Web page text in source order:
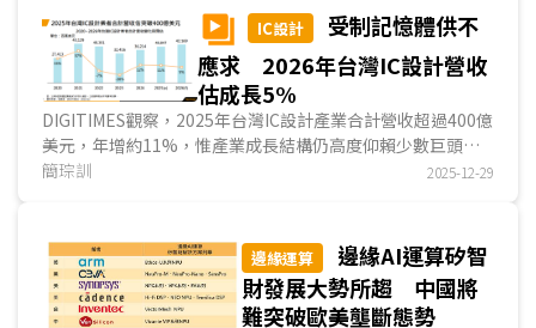
鏈正因AI應用崛起而出現產能重新分配，以致於車用記憶體市
場面臨供應緊縮與價格上漲的結構性挑戰。...
IC設計
受制記憶體供不
應求 2026年台灣IC設計營收
估成長5%
DIGITIMES觀察，2025年台灣IC設計產業合計營收超過400億
美元，年增約11%，惟產業成長結構仍高度仰賴少數巨頭支
撐，整體終端應用以智慧型手機與PC為主，2025年兩大終端
業整體成長動能趨緩。...
簡琮訓 2025-12-29
邊緣運算
邊緣AI運算矽智
財發展大勢所趨 中國將
難突破歐美壟斷態勢